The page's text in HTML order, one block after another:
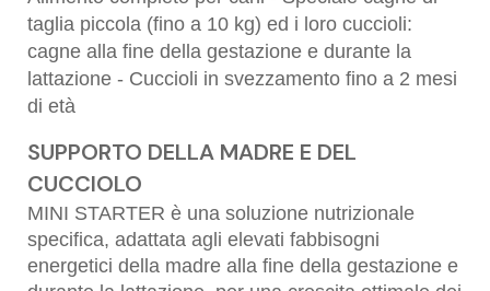
taglia piccola (fino a 10 kg) ed i loro cuccioli:
cagne alla fine della gestazione e durante la
lattazione - Cuccioli in svezzamento fino a 2 mesi
di età
SUPPORTO DELLA MADRE E DEL
CUCCIOLO
MINI STARTER è una soluzione nutrizionale
specifica, adattata agli elevati fabbisogni
energetici della madre alla fine della gestazione e